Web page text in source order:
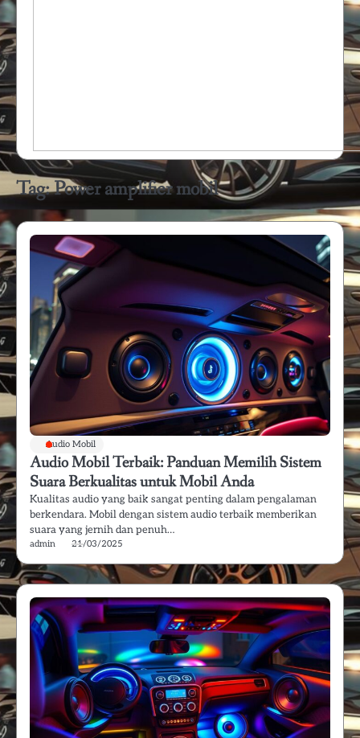
Tag:Power amplifier mobil
Audio Mobil
Audio Mobil Terbaik: Panduan Memilih Sistem
Suara Berkualitas untuk Mobil Anda
Kualitas audio yang baik sangat penting dalam pengalaman
berkendara. Mobil dengan sistem audio terbaik memberikan
suara yang jernih dan penuh…
admin 21/03/2025